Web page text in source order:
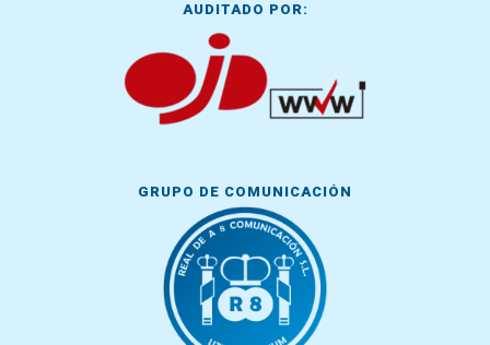
AUDITADO POR:
GRUPO DE COMUNICACIÓN